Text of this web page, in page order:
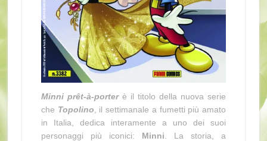
Minni prêt-à-porter è il titolo della nuova serie
che Topolino , il settimanale a fumetti più amato
in Italia, dedica interamente a uno dei suoi
personaggi più iconici: Minni . La storia, a